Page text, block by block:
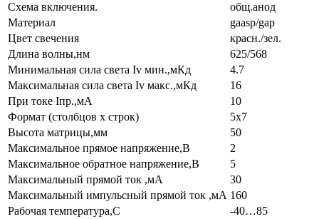
Схема включения.
общ.анод
Материал
gaasp/gap
Цвет свечения
красн./зел.
Длина волны,нм
625/568
Минимальная сила света Iv мин.,мКд
4.7
Максимальная сила света Iv макс.,мКд
16
При токе Iпр.,мА
10
Формат (столбцов х строк)
5x7
Высота матрицы,мм
50
Максимальное прямое напряжение,В
2
Максимальное обратное напряжение,В
5
Максимальный прямой ток ,мА
30
Максимальный импульсный прямой ток ,мА 160
Рабочая температура,С
-40…85